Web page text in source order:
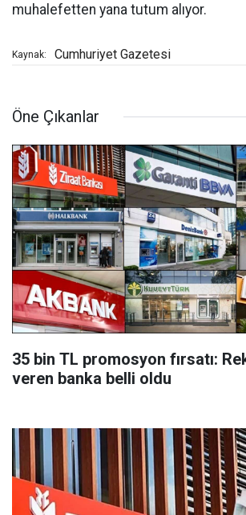
muhalefetten yana tutum alıyor.
Kaynak: Cumhuriyet Gazetesi
Öne Çıkanlar
35 bin TL promosyon fırsatı:
veren banka belli oldu